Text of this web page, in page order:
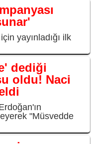
yayınladığı ilk
dediği
oldu! Naci
"Müsvedde